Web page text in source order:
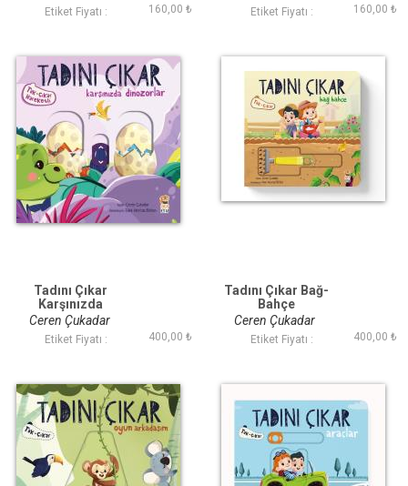
Etiket Fiyatı : 160,00 ₺ Etiket Fiyatı : 160,00 ₺
Tadını Çıkar
Karşınızda
Dinozorlar
Ceren Çukadar
Etiket Fiyatı : 400,00 ₺
Tadını Çıkar Bağ-
Bahçe
Ceren Çukadar
Etiket Fiyatı : 400,00 ₺